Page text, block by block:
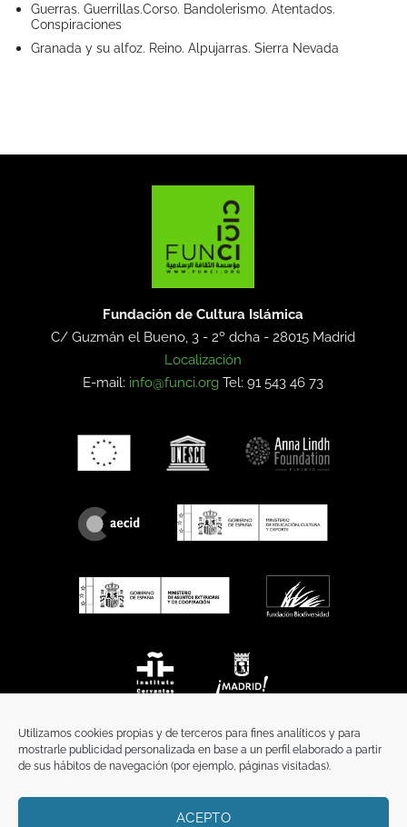
Utilizamos cookies propias y de terceros para fines analíticos y para
mostrarle publicidad personalizada en base a un perfil elaborado a partir
de sus hábitos de navegación (por ejemplo, páginas visitadas).
ACEPTO
Guerras. Guerrillas.Corso. Bandolerismo. Atentados.
Conspiraciones
Granada y su alfoz. Reino. Alpujarras. Sierra Nevada
Fundación de Cultura Islámica
C/ Guzmán el Bueno, 3 - 2º dcha -28015 Madrid
Localización
E-mail: info@funci.org Tel: 91 543 46 73